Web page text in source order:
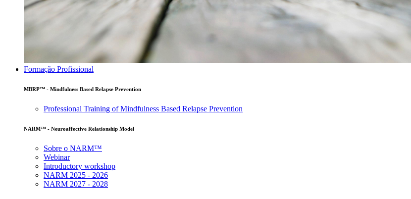
Formação Profissional
MBRP™ - Mindfulness Based Relapse Prevention
Professional Training of Mindfulness Based Relapse Prevention
NARM™ - Neuroaffective Relationship Model
Sobre o NARM™
Webinar
Introductory workshop
NARM 2025 - 2026
NARM 2027 - 2028